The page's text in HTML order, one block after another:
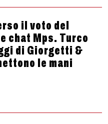
il voto del
chat Mps. Turco
di Giorgetti &
le mani